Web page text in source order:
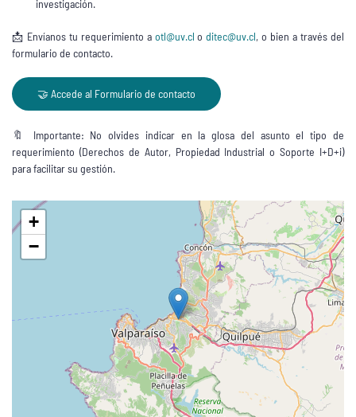
investigación.
📩 Envíanos tu requerimiento a otl@uv.cl oditec@uv.cl, o bien a través del
formulario de contacto.
🤝 Accede al Formulario de contacto
🔖 Importante: No olvides indicar en la glosa del asunto el tipo de
requerimiento (Derechos de Autor, Propiedad Industrial o Soporte I+D+i)
para facilitar su gestión.
+
−